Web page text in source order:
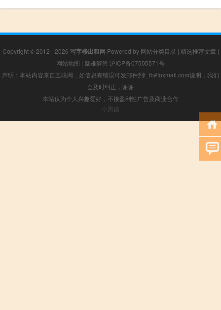
Copyright © 2012 - 2026 写字楼出租网 Powered by 网站分类目录 | 精选推荐文章 |
网站地图 | 疑难解答 沪ICP备07505571号
声明：本站内容来自互联网，如信息有错误可发邮件到f_fb#foxmail.com说明，我们
会及时纠正，谢谢
本站仅为个人兴趣爱好，不接盈利性广告及商业合作
小男孩